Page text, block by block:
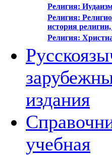
Религия:
Религия:
история
Религия:
издания
учебная